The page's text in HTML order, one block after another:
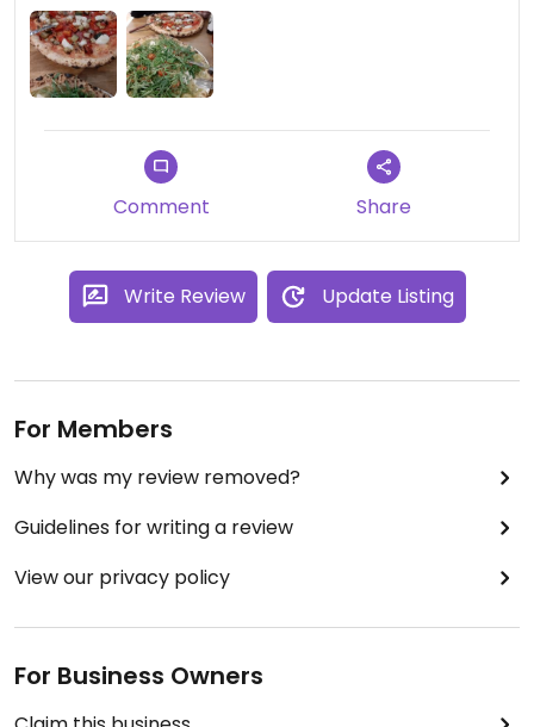
Comment Share
Write Review Update Listing
For Members
Why was my review removed?
Guidelines for writing a review
View our privacy policy
For Business Owners